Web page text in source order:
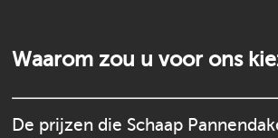
Waarom zou u voor ons
De prijzen die Schaap